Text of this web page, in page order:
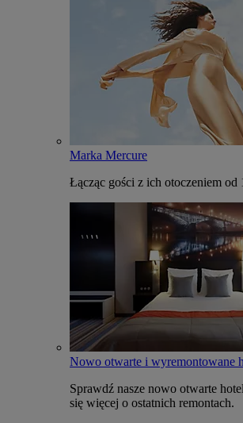
Marka Mercure
Łącząc gości z ich otoczeniem od
Nowo otwarte i wyremontowane
Sprawdź nasze nowo otwarte
się więcej o ostatnich remontach.